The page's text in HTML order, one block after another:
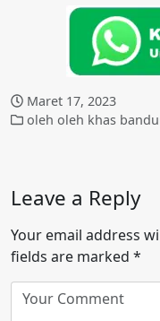
Maret 17, 2023
oleh oleh khas
Leave a Reply
Your email address
fields are marked *